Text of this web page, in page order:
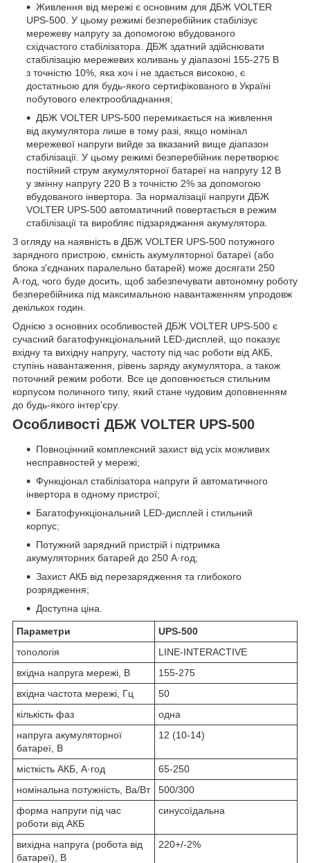
Живлення від мережі є основним для ДБЖ VOLTER
UPS-500. У цьому режимі безперебійник стабілізує
мережеву напругу за допомогою вбудованого
східчастого стабілізатора. ДБЖ здатний здійснювати
стабілізацію мережевих коливань у діапазоні 155-275 В
з точністю 10%, яка хоч і не здається високою, є
достатньою для будь-якого сертифікованого в Україні
побутового електрообладнання;
ДБЖ VOLTER UPS-500 перемикається на живлення
від акумулятора лише в тому разі, якщо номінал
мережевої напруги вийде за вказаний вище діапазон
стабілізації. У цьому режимі безперебійник перетворює
постійний струм акумуляторної батареї на напругу 12 В
у змінну напругу 220 В з точністю 2% за допомогою
вбудованого інвертора. За нормалізації напруги ДБЖ
VOLTER UPS-500 автоматичний повертається в режим
стабілізації та виробляє підзаряджання акумулятора.
З огляду на наявність в ДБЖ VOLTER UPS-500 потужного
зарядного пристрою, ємність акумуляторної батареї (або
блока з'єднаних паралельно батарей) може досягати 250
А·год, чого буде досить, щоб забезпечувати автономну роботу
безперебійника під максимальною навантаженням упродовж
декількох годин.
Однією з основних особливостей ДБЖ VOLTER UPS-500 є
сучасний багатофункціональний LED-дисплей, що показує
вхідну та вихідну напругу, частоту під час роботи від АКБ,
ступінь навантаження, рівень заряду акумулятора, а також
поточний режим роботи. Все це доповнюється стильним
корпусом поличного типу, який стане чудовим доповненням
до будь-якого інтер'єру.
Особливості ДБЖ VOLTER UPS-500
Повноцінний комплексний захист від усіх можливих
несправностей у мережі;
Функціонал стабілізатора напруги й автоматичного
інвертора в одному пристрої;
Багатофункціональний LED-дисплей і стильний
корпус;
Потужний зарядний пристрій і підтримка
акумуляторних батарей до 250 А·год;
Захист АКБ від перезарядження та глибокого
розрядження;
Доступна ціна.
Параметри
UPS-500
топологія
LINE-INTERACTIVE
вхідна напруга мережі, В
155-275
вхідна частота мережі, Гц
50
кількість фаз
одна
напруга акумуляторної
батареї, В
12 (10-14)
місткість АКБ, А·год
65-250
номінальна потужність, Ва/Вт
500/300
форма напруги під час
роботи від АКБ
синусоїдальна
вихідна напруга (робота від
батареї), В
220+/-2%